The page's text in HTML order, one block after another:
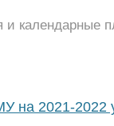
календарные
на 2021-2022